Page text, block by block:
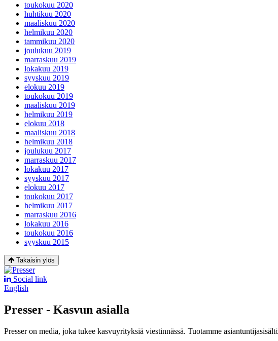
toukokuu 2020
huhtikuu 2020
maaliskuu 2020
helmikuu 2020
tammikuu 2020
joulukuu 2019
marraskuu 2019
lokakuu 2019
syyskuu 2019
elokuu 2019
toukokuu 2019
maaliskuu 2019
helmikuu 2019
elokuu 2018
maaliskuu 2018
helmikuu 2018
joulukuu 2017
marraskuu 2017
lokakuu 2017
syyskuu 2017
elokuu 2017
toukokuu 2017
helmikuu 2017
marraskuu 2016
lokakuu 2016
toukokuu 2016
syyskuu 2015
Takaisin ylös
Social link
English
Presser - Kasvun asialla
Presser on media, joka tukee kasvuyrityksiä viestinnässä. Tuotamme